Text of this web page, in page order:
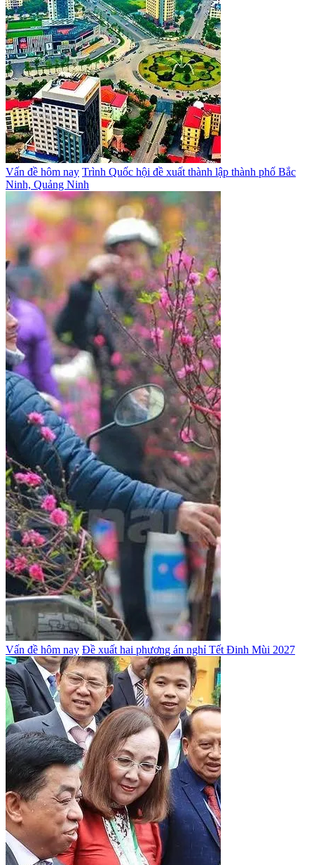
Vấn đề hôm nay Trình Quốc hội đề xuất thành lập thành phố Bắc
Ninh, Quảng Ninh
Vấn đề hôm nay Đề xuất hai phương án nghỉ Tết Đinh Mùi 2027